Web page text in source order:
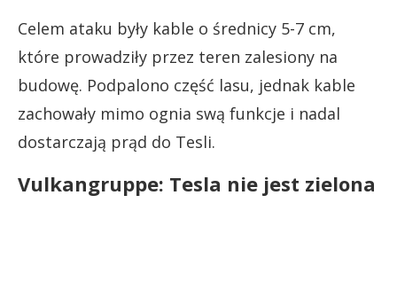
Celem ataku były kable o średnicy 5-7 cm,
które prowadziły przez teren zalesiony na
budowę. Podpalono część lasu, jednak kable
zachowały mimo ognia swą funkcje i nadal
dostarczają prąd do Tesli.
Vulkangruppe: Tesla nie jest zielona